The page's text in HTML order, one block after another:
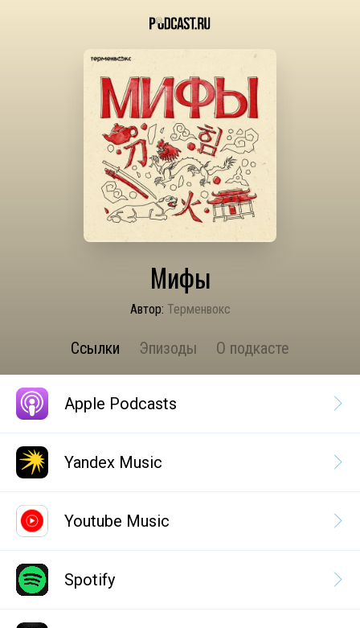
Мифы
Автор: Терменвокс
Ссылки Эпизоды О подкасте
Apple Podcasts
Yandex Music
Youtube Music
Spotify